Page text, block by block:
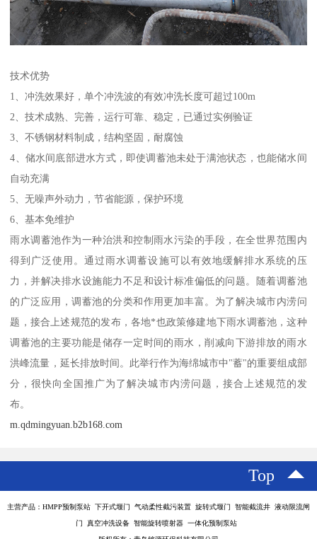
技术优势
1、冲洗效果好，单个冲洗波的有效冲洗长度可超过100m
2、技术成熟、完善，运行可靠、稳定，已通过实例验证
3、不锈钢材料制成，结构坚固，耐腐蚀
4、储水间底部进水方式，即使调蓄池未处于满池状态，也能储水间
自动充满
5、无噪声外动力，节省能源，保护环境
6、基本免维护
雨水调蓄池作为一种治洪和控制雨水污染的手段，在全世界范围内
得到广泛使用。通过雨水调蓄设施可以有效地缓解排水系统的压
力，并解决排水设施能力不足和设计标准偏低的问题。随着调蓄池
的广泛应用，调蓄池的分类和作用更加丰富。为了解决城市内涝问
题，接合上述规范的发布，各地*也政策修建地下雨水调蓄池，这种
调蓄池的主要功能是储存一定时间的雨水，削减向下游排放的雨水
洪峰流量，延长排放时间。此举行作为海绵城市中"蓄"的重要组成部
分，很快向全国推广为了解决城市内涝问题，接合上述规范的发
布。
m.qdmingyuan.b2b168.com
Top
主营产品：HMPP预制泵站 下开式堰门 气动柔性截污装置 旋转式堰门 智能截流井 液动限流闸
门 真空冲洗设备 智能旋转喷射器 一体化预制泵站